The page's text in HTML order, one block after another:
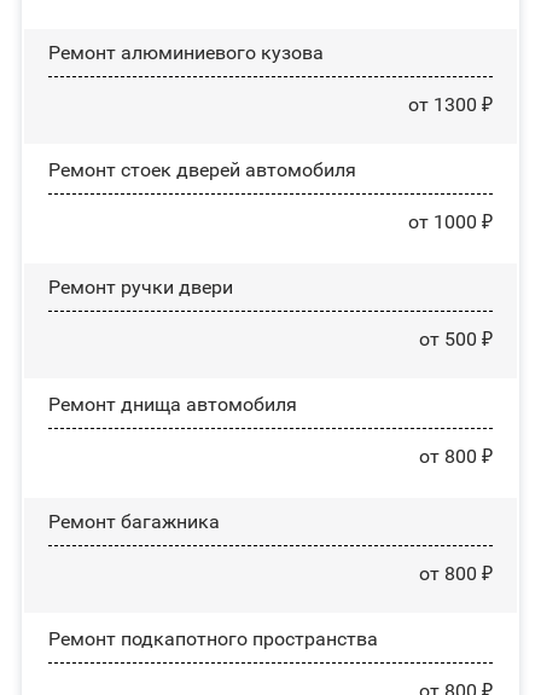
Ремонт алюминиевого кузова
от 1300 ₽
Ремонт стоек дверей автомобиля
от 1000 ₽
Ремонт ручки двери
от 500 ₽
Ремонт днища автомобиля
от 800 ₽
Ремонт багажника
от 800 ₽
Ремонт подкапотного пространства